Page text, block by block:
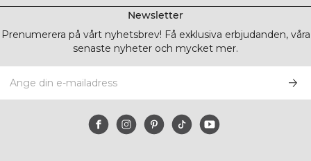
Newsletter
Prenumerera på vårt nyhetsbrev! Få exklusiva erbjudanden, våra
senaste nyheter och mycket mer.